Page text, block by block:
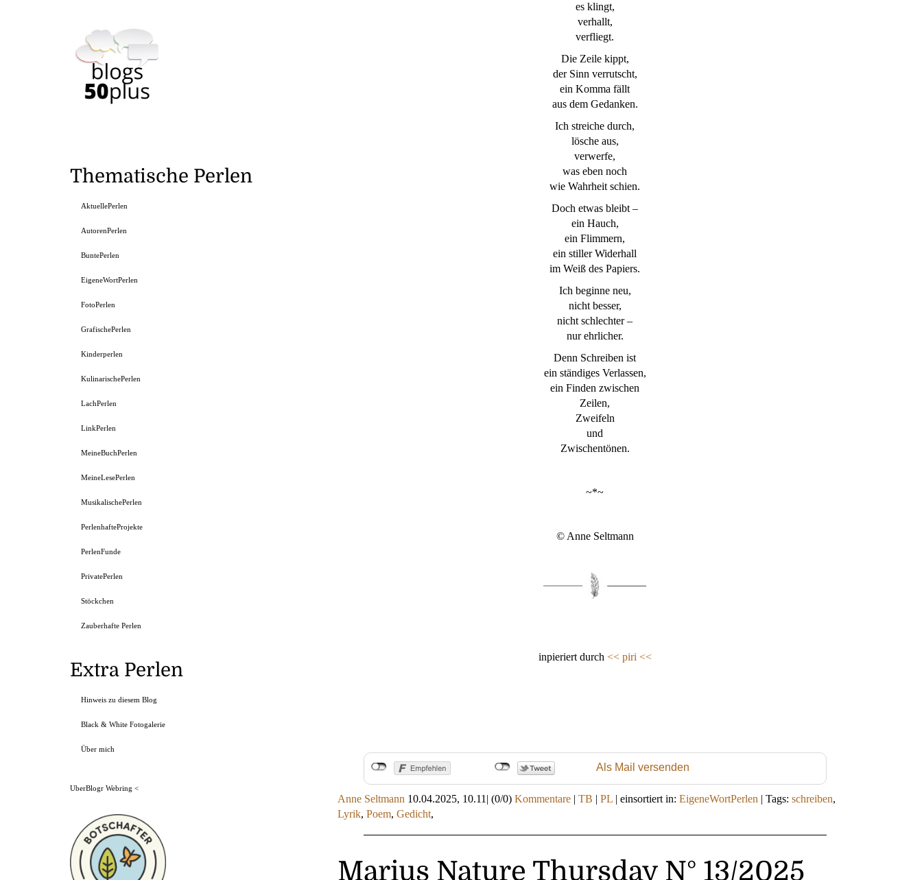
es klingt,
verhallt,
verfliegt.
Die Zeile kippt,
der Sinn verrutscht,
ein Komma fällt
aus dem Gedanken.
Ich streiche durch,
lösche aus,
verwerfe,
was eben noch
wie Wahrheit schien.
Doch etwas bleibt –
ein Hauch,
ein Flimmern,
ein stiller Widerhall
im Weiß des Papiers.
Ich beginne neu,
nicht besser,
nicht schlechter –
nur ehrlicher.
Denn Schreiben ist
ein ständiges Verlassen,
ein Finden zwischen
Zeilen,
Zweifeln
und
Zwischentönen.
~*~
© Anne Seltmann
inpieriert durch << piri <<
Als Mail versenden
Anne Seltmann 10.04.2025, 10.11 | (0/0) Kommentare | TB | PL | einsortiert in: EigeneWortPerlen | Tags: schreiben,
Lyrik, Poem, Gedicht,
Marius Nature Thursday N° 13/2025
Thematische Perlen
AktuellePerlen
AutorenPerlen
BuntePerlen
EigeneWortPerlen
FotoPerlen
GrafischePerlen
Kinderperlen
KulinarischePerlen
LachPerlen
LinkPerlen
MeineBuchPerlen
MeineLesePerlen
MusikalischePerlen
PerlenhafteProjekte
PerlenFunde
PrivatePerlen
Stöckchen
Zauberhafte Perlen
Extra Perlen
Hinweis zu diesem Blog
Black & White Fotogalerie
Über mich
UberBlogr Webring <